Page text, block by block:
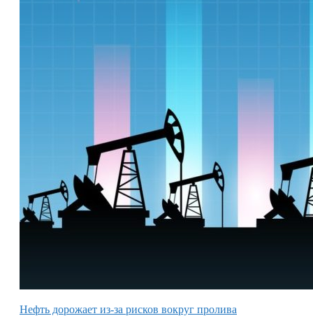
Нефть дорожает из-за рисков вокруг пролива